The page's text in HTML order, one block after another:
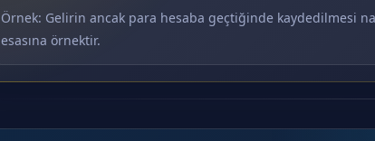
Örnek: Gelirin ancak para hesaba geçtiğinde kaydedilmesi
esasına örnektir.